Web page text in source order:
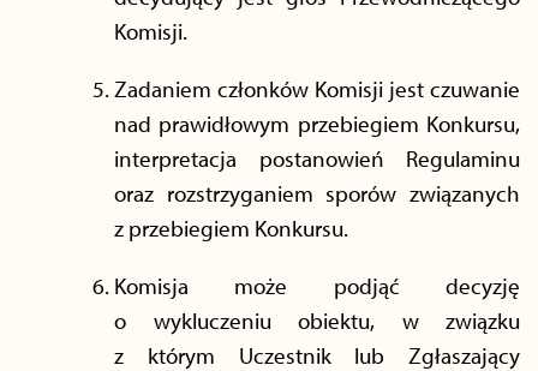
Komisji.
Zadaniem członków Komisji jest czuwanie
nad prawidłowym przebiegiem Konkursu,
interpretacja postanowień Regulaminu
oraz rozstrzyganiem sporów związanych
z przebiegiem Konkursu.
Komisja może podjąć decyzję
o wykluczeniu obiektu, w związku
z którym Uczestnik lub Zgłaszający